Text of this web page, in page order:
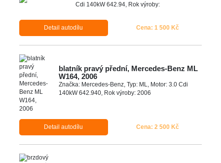
Cdi 140kW 642.94, Rok výroby:
Detail autodílu Cena: 1 500 Kč
blatník pravý přední, Mercedes-Benz ML
W164, 2006
Značka: Mercedes-Benz, Typ: ML, Motor: 3.0 Cdi
140kW 642.940, Rok výroby: 2006
Detail autodílu Cena: 2 500 Kč